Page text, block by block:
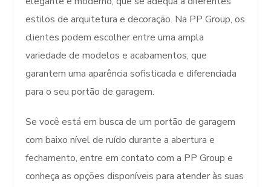
estilos de arquitetura e decoração. Na PP Group, os
clientes podem escolher entre uma ampla
variedade de modelos e acabamentos, que
garantem uma aparência sofisticada e diferenciada
para o seu portão de garagem.
Se você está em busca de um portão de garagem
com baixo nível de ruído durante a abertura e
fechamento, entre em contato com a PP Group e
conheça as opções disponíveis para atender às suas